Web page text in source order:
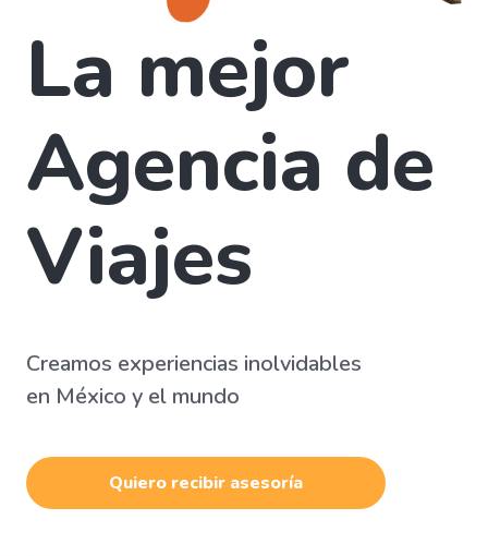
La mejor
Agencia de
Viajes
Creamos experiencias inolvidables
en México y el mundo
Quiero recibir asesoría